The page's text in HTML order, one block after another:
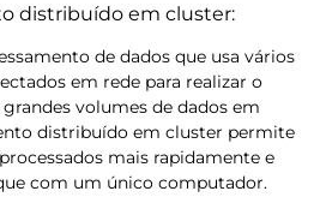
distribuído em cluster:
de dados que usa vários
em rede para realizar o
volumes de dados em
distribuído em cluster permite
​​mais rapidamente e
com um único computador.